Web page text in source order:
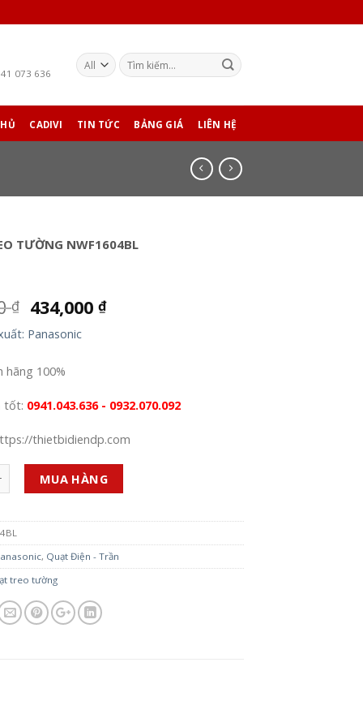
073 636
CADIVI TIN TỨC BẢNG GIÁ LIÊN HỆ
TƯỜNG NWF1604BL
₫ 434,000 ₫
Panasonic
hãng 100%
tốt: 0941.043.636 - 0932.070.092
thietbidiendp.com
MUA HÀNG
, Quạt Điện - Trần
treo tường